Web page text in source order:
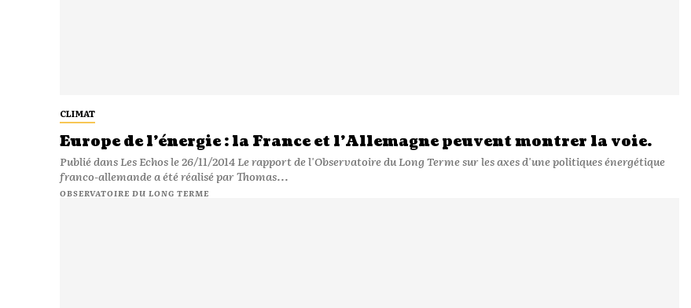
CLIMAT
Europe de l’énergie : la France et l’Allemagne peuvent montrer la voie.
Publié dans Les Echos le 26/11/2014 Le rapport de l'Observatoire du Long Terme sur les axes d'une politiques énergétique
franco-allemande a été réalisé par Thomas...
OBSERVATOIRE DU LONG TERME